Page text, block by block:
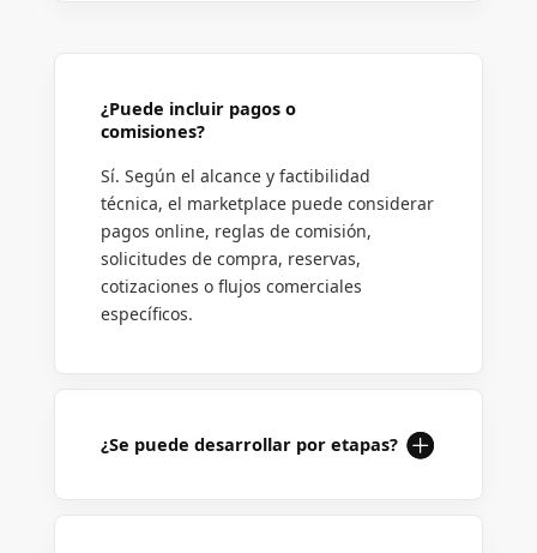
¿Puede incluir pagos o
comisiones?
Sí. Según el alcance y factibilidad
técnica, el marketplace puede considerar
pagos online, reglas de comisión,
solicitudes de compra, reservas,
cotizaciones o flujos comerciales
específicos.
¿Se puede desarrollar por etapas?